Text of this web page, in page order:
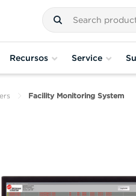
Recursos Service
Facility Monitoring System